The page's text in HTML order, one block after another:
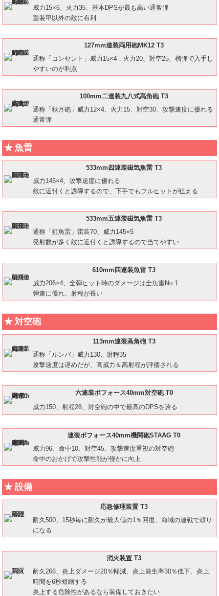
威力15×6、火力35、基本DPSが最も高い通常弾
重装甲以外の敵に有利
127mm連装両用砲MK12 T3
通称「コンセント」威力15×4，火力20、対空25、榴弾で入手し
やすいのが利点
100mm二連装九八式高角砲 T3
通称「秋月砲」威力12×4、火力15、対空30、攻撃速度に優れる
通常弾
魚雷
533mm四連装磁気魚雷 T3
威力145×4、攻撃速度に優れる
敵に近付くと誘導するので、下手でもフルヒットが狙える
533mm五連装磁気魚雷 T3
通称「虹魚雷」雷装70、威力145×5
発射数が多く敵に近付くと誘導するので当てやすい
610mm四連装魚雷 T3
威力206×4、全弾ヒット時のダメージは全魚雷No.1
弾速に優れ、射程が長い
対空砲
113mm連装高角砲 T3
通称「ルンバ」威力130、射程35
攻撃速度は遅めだが、高威力＆高射程が評価される
六連装ボフォース40mm対空砲 T0
威力150、射程28、対空砲の中で最高のDPSを誇る
連装ボフォース40mm機関砲STAAG T0
威力96、命中10、対空45、攻撃速度重視の対空砲
命中のおかげで攻撃性能が僅かに向上
設備
応急修理装置 T3
耐久500、15秒毎に耐久が最大値の1％回復、海域の連戦で頼り
になる
消火装置 T3
耐久266、炎上ダメージ20％軽減、炎上発生率30％低下、炎上
時間を6秒短縮する
炎上する危険性があるなら装備しておきたい